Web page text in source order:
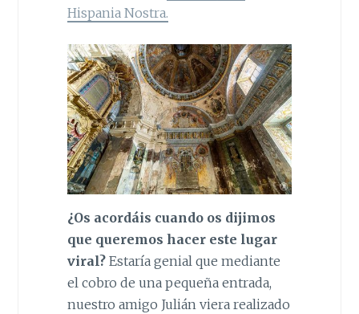
Hispania Nostra.
¿Os acordáis cuando os dijimos
que queremos hacer este lugar
viral?Estaría genial que mediante
el cobro de una pequeña entrada,
nuestro amigo Julián viera realizado